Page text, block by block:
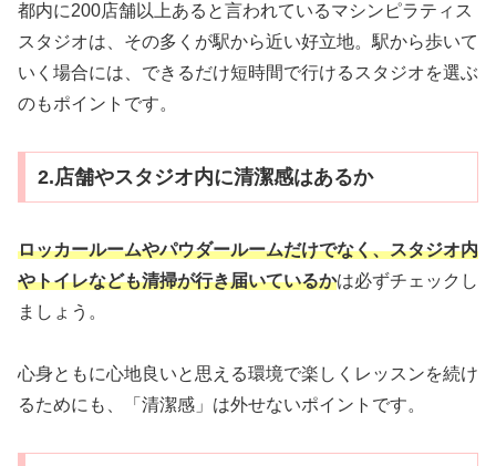
都内に200店舗以上あると言われているマシンピラティス
スタジオは、その多くが駅から近い好立地。駅から歩いて
いく場合には、できるだけ短時間で行けるスタジオを選ぶ
のもポイントです。
2.店舗やスタジオ内に清潔感はあるか
ロッカールームやパウダールームだけでなく、スタジオ内
やトイレなども清掃が行き届いているかは必ずチェックし
ましょう。
心身ともに心地良いと思える環境で楽しくレッスンを続け
るためにも、「清潔感」は外せないポイントです。